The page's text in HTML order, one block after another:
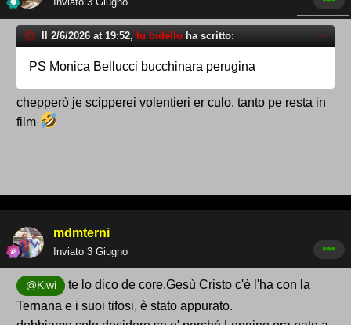
Il 2/6/2026 at 19:52, lu bidello ha scritto:
PS Monica Bellucci bucchinara perugina
chepperò je scipperei volentieri er culo, tanto pe resta in
film
mdmterni
Inviato 3 Giugno
@Kiwi
te lo dico de core,Gesù Cristo c'è l'ha con la
Ternana e i suoi tifosi, è stato appurato.